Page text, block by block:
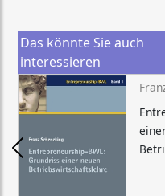
Das könnte Sie auch
interessieren